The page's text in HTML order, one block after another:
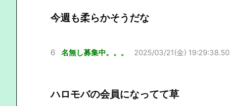
今週も柔らかそうだな
6 名無し募集中。。。 2025/03/21(金) 19:29:38.50
ハロモバの会員になってて草